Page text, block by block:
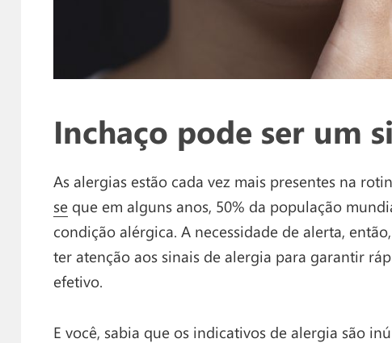
Inchaço pode ser um
As alergias estão cada vez mais presentes na
seque em alguns anos, 50% da população
condição alérgica. A necessidade de alerta,
ter atenção aos sinais de alergia para garantir
efetivo.
E você, sabia que os indicativos de alergia são